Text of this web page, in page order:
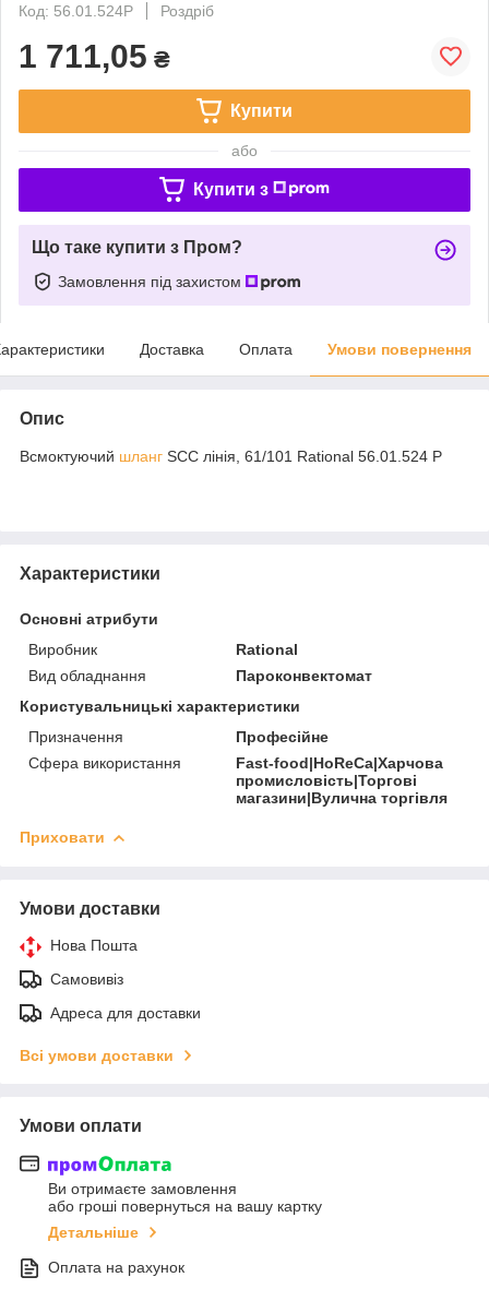
Код: 56.01.524P
Роздріб
1 711,05 ₴
Купити
або
Купити з
Що таке купити з Пром?
Замовлення під захистом
Доставка Оплата Умови повернення
Опис
Всмоктуючий шланг SCC лінія, 61/101 Rational 56.01.524 P
Характеристики
Основні атрибути
Виробник
Rational
Вид обладнання
Пароконвектомат
Користувальницькі характеристики
Призначення
Професійне
Сфера використання
Fast-food|HoReCa|Харчова
промисловість|Торгові
магазини|Вулична торгівля
Приховати
Умови доставки
Нова Пошта
Самовивіз
Адреса для доставки
Всі умови доставки
Умови оплати
Ви отримаєте замовлення
або гроші повернуться на вашу картку
Детальніше
Оплата на рахунок